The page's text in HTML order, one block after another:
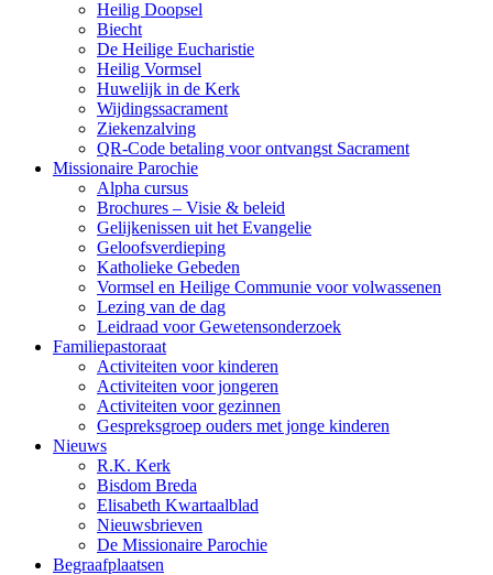
Heilig Doopsel
Biecht
De Heilige Eucharistie
Heilig Vormsel
Huwelijk in de Kerk
Wijdingssacrament
Ziekenzalving
QR-Code betaling voor ontvangst Sacrament
Missionaire Parochie
Alpha cursus
Brochures – Visie & beleid
Gelijkenissen uit het Evangelie
Geloofsverdieping
Katholieke Gebeden
Vormsel en Heilige Communie voor volwassenen
Lezing van de dag
Leidraad voor Gewetensonderzoek
Familiepastoraat
Activiteiten voor kinderen
Activiteiten voor jongeren
Activiteiten voor gezinnen
Gespreksgroep ouders met jonge kinderen
Nieuws
R.K. Kerk
Bisdom Breda
Elisabeth Kwartaalblad
Nieuwsbrieven
De Missionaire Parochie
Begraafplaatsen